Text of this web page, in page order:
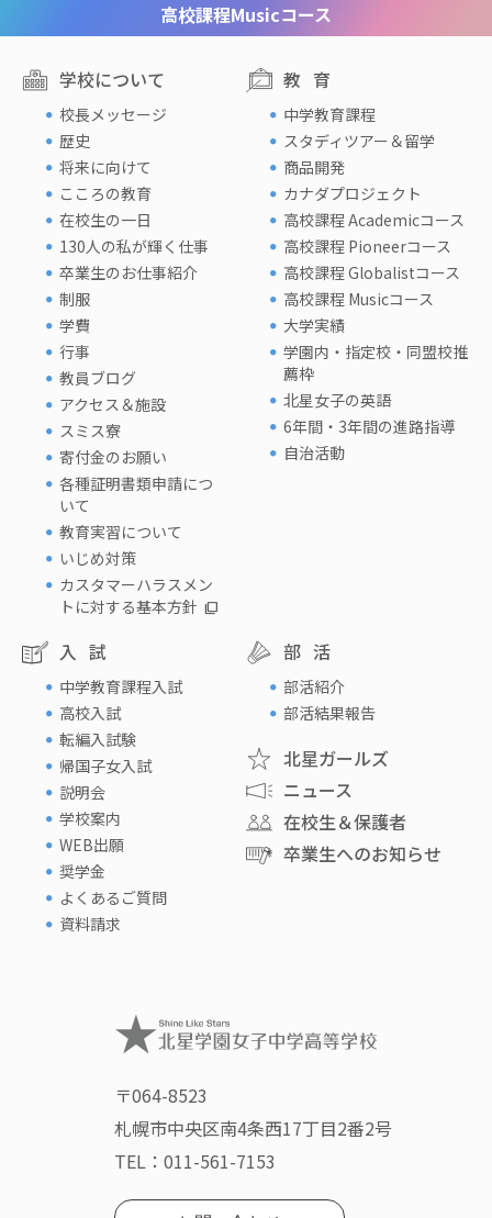
高校課程Musicコース
学校について
校長メッセージ
歴史
将来に向けて
こころの教育
在校生の一日
130人の私が輝く仕事
卒業生のお仕事紹介
制服
学費
行事
教員ブログ
アクセス＆施設
スミス寮
寄付金のお願い
各種証明書類申請につ
いて
教育実習について
いじめ対策
カスタマーハラスメン
トに対する基本方針
教育
中学教育課程
スタディツアー＆留学
商品開発
カナダプロジェクト
高校課程 Academicコース
高校課程 Pioneerコース
高校課程 Globalistコース
高校課程 Musicコース
大学実績
学園内・指定校・同盟校推
薦枠
北星女子の英語
6年間・3年間の進路指導
自治活動
入試
中学教育課程入試
高校入試
転編入試験
帰国子女入試
説明会
学校案内
WEB出願
奨学金
よくあるご質問
資料請求
部活
部活紹介
部活結果報告
北星ガールズ
ニュース
在校生＆保護者
卒業生へのお知らせ
〒064-8523
札幌市中央区南4条西17丁目2番2号
TEL： 011-561-7153